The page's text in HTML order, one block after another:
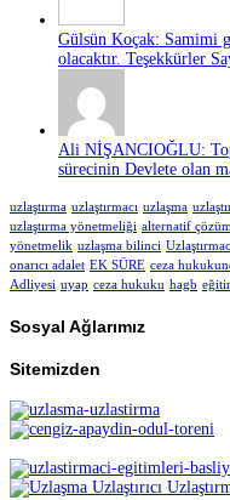
Gülsün Koçak: Samimi
olacaktır. Teşekkürler
Ali NİŞANCIOĞLU:
sürecinin Devlete olan
uzlaştırma uzlaştırmacı uzlaşma
uzlaştırma yönetmeliği alternatif
yönetmelik uzlaşma bilinci
onarıcı adalet EK SÜRE ceza
Adliyesi uyap ceza hukuku hagb
Sosyal Ağlarımız
Sitemizden